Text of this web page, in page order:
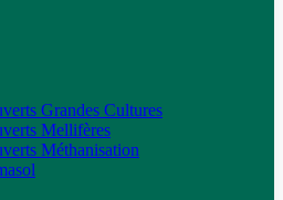
Grandes Cultures
Mellifères
Méthanisation